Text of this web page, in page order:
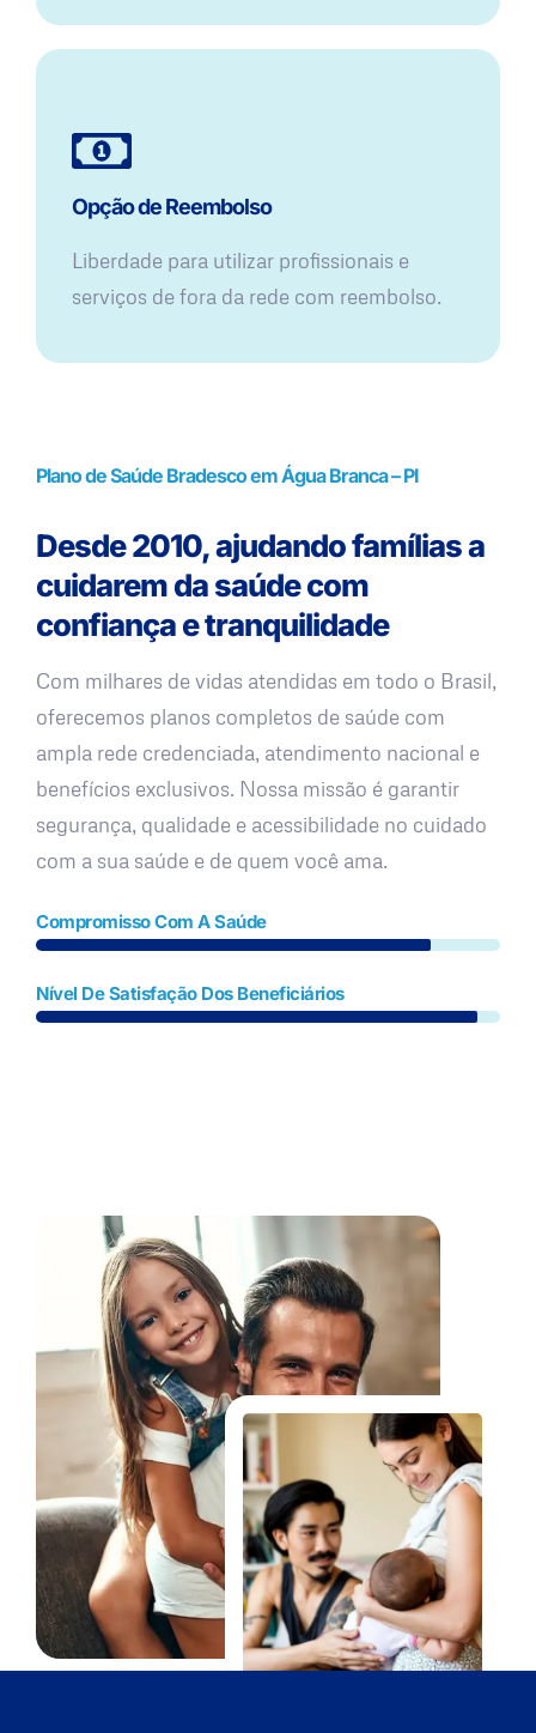
Opção de Reembolso
Liberdade para utilizar profissionais e
serviços de fora da rede com reembolso.
Plano de Saúde Bradesco em Água Branca – PI
Desde 2010, ajudando famílias a
cuidarem da saúde com
confiança e tranquilidade
Com milhares de vidas atendidas em todo o Brasil,
oferecemos planos completos de saúde com
ampla rede credenciada, atendimento nacional e
benefícios exclusivos. Nossa missão é garantir
segurança, qualidade e acessibilidade no cuidado
com a sua saúde e de quem você ama.
Compromisso Com A Saúde
Nível De Satisfação Dos Beneficiários